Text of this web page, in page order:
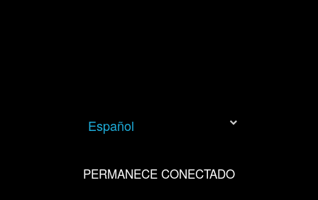
Español
PERMANECE CONECTADO